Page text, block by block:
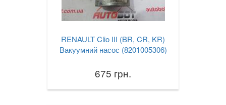
RENAULT Clio III (BR, CR, KR)
Вакуумний насос (8201005306)
675 грн.